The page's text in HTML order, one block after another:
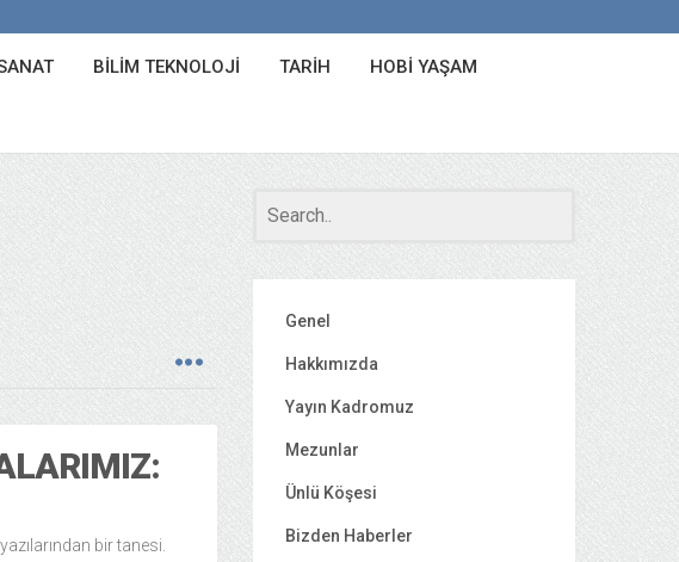
BILIM TEKNOLOJI TARIH HOBI YAŞAM
bir tanesi.
Genel
Hakkımızda
Yayın Kadromuz
Mezunlar
Ünlü Köşesi
Bizden Haberler